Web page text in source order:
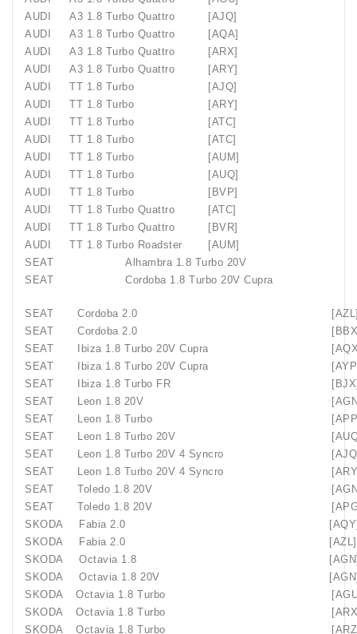
AUDI
A3 1.8 Turbo Quattro
[AJQ]
AUDI
A3 1.8 Turbo Quattro
[AQA]
AUDI
A3 1.8 Turbo Quattro
[ARX]
AUDI
A3 1.8 Turbo Quattro
[ARY]
AUDI
TT 1.8 Turbo
[AJQ]
AUDI
TT 1.8 Turbo
[ARY]
AUDI
TT 1.8 Turbo
[ATC]
AUDI
TT 1.8 Turbo
[ATC]
AUDI
TT 1.8 Turbo
[AUM]
AUDI
TT 1.8 Turbo
[AUQ]
AUDI
TT 1.8 Turbo
[BVP]
AUDI
TT 1.8 Turbo Quattro
[ATC]
AUDI
TT 1.8 Turbo Quattro
[BVR]
AUDI
TT 1.8 Turbo Roadster
[AUM]
SEAT
Alhambra 1.8 Turbo 20V
SEAT
Cordoba 1.8 Turbo 20V Cupra
SEAT Cordoba 2.0
SEAT
Cordoba 2.0
SEAT
Ibiza 1.8 Turbo 20V Cupra
SEAT
Ibiza 1.8 Turbo 20V Cupra
SEAT
Ibiza 1.8 Turbo FR
SEAT
Leon 1.8 20V
SEAT
Leon 1.8 Turbo
SEAT
Leon 1.8 Turbo 20V
SEAT
Leon 1.8 Turbo 20V 4 Syncro
SEAT
Leon 1.8 Turbo 20V 4 Syncro
SEAT
Toledo 1.8 20V
SEAT
Toledo 1.8 20V
SKODA
Fabia 2.0
SKODA
Fabia 2.0
[AZL]
SKODA
Octavia 1.8
SKODA
Octavia 1.8 20V
SKODA
Octavia 1.8 Turbo
SKODA
Octavia 1.8 Turbo
SKODA
Octavia 1.8 Turbo